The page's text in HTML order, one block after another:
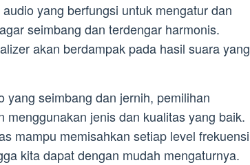
yang berfungsi untuk mengatur dan
seimbang dan terdengar harmonis.
akan berdampak pada hasil suara yang
yang seimbang dan jernih, pemilihan
menggunakan jenis dan kualitas yang baik.
mampu memisahkan setiap level frekuensi
kita dapat dengan mudah mengaturnya.